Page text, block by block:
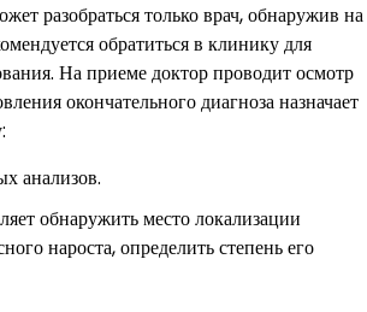
разобраться только врач, обнаружив на
обратиться в клинику для
На приеме доктор проводит осмотр
окончательного диагноза назначает
анализов.
обнаружить место локализации
нароста, определить степень его